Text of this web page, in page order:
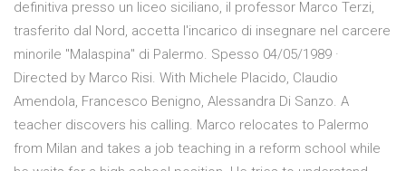
definitiva presso un liceo siciliano, il professor Marco Terzi,
trasferito dal Nord, accetta l'incarico di insegnare nel carcere
minorile "Malaspina" di Palermo. Spesso 04/05/1989 ·
Directed by Marco Risi. With Michele Placido, Claudio
Amendola, Francesco Benigno, Alessandra Di Sanzo. A
teacher discovers his calling. Marco relocates to Palermo
from Milan and takes a job teaching in a reform school while